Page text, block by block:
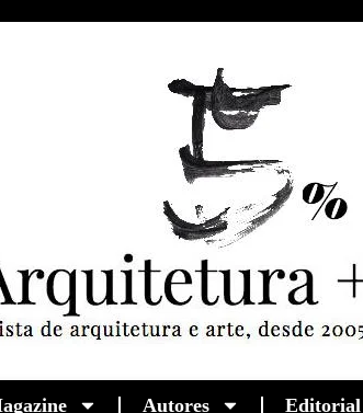
Autores Editorial